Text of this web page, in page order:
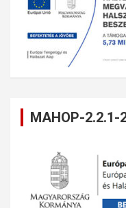
MAHOP-2.2.1-